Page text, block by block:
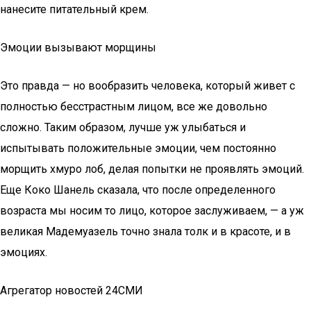
нанесите питательный крем.
Эмоции вызывают морщины
Это правда — но вообразить человека, который живет с
полностью бесстрастным лицом, все же довольно
сложно. Таким образом, лучше уж улыбаться и
испытывать положительные эмоции, чем постоянно
морщить хмуро лоб, делая попытки не проявлять эмоций.
Еще Коко Шанель сказала, что после определенного
возраста мы носим то лицо, которое заслуживаем, — а уж
великая Мадемуазель точно знала толк и в красоте, и в
эмоциях.
Агрегатор новостей 24СМИ